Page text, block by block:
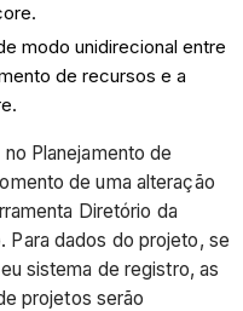
modo unidirecional entre
de recursos e a
Planejamento de
de uma alteração
Diretório da
Para dados do projeto, se
sistema de registro, as
projetos serão